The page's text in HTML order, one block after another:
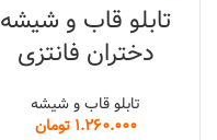
تابلو قاب و شیشه
دختران فانتزی
تابلو قاب و شیشه
تومان